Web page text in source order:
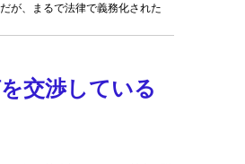
が、まるで法律で義務化された
交渉している